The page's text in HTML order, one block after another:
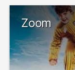
Zoom